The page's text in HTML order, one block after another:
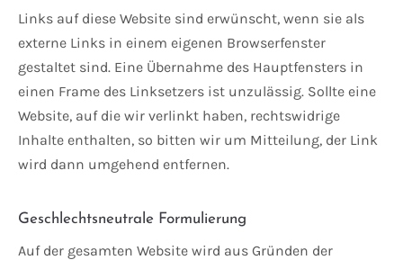
Links auf diese Website sind erwünscht, wenn sie als
externe Links in einem eigenen Browserfenster
gestaltet sind. Eine Übernahme des Hauptfensters in
einen Frame des Linksetzers ist unzulässig. Sollte eine
Website, auf die wir verlinkt haben, rechtswidrige
Inhalte enthalten, so bitten wir um Mitteilung, der Link
wird dann umgehend entfernen.
Geschlechtsneutrale Formulierung
Auf der gesamten Website wird aus Gründen der